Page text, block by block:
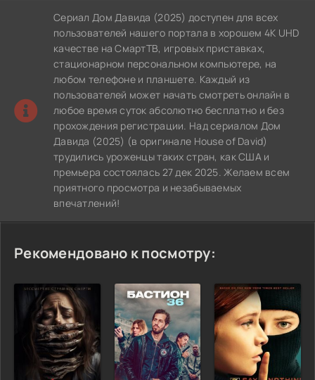
Сериал Дом Давида (2025) доступен для всех
пользователей нашего портала в хорошем 4K UHD
качестве на СмартТВ, игровых приставках,
стационарном персональном компьютере, на
любом телефоне и планшете. Каждый из
пользователей может начать смотреть онлайн в
любое время суток абсолютно бесплатно и без
прохождения регистрации. Над сериалом Дом
Давида (2025) (в оригинале House of David)
трудились уроженцы таких стран, как США и
премьера состоялась 27 дек 2025. Желаем всем
приятного просмотра и незабываемых
впечатлений!
Рекомендовано к посмотру: